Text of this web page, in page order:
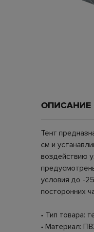
ОПИСАНИЕ
Тент
см и
воздействию
условия до -
посторонних
• Тип товара:
• Материал: